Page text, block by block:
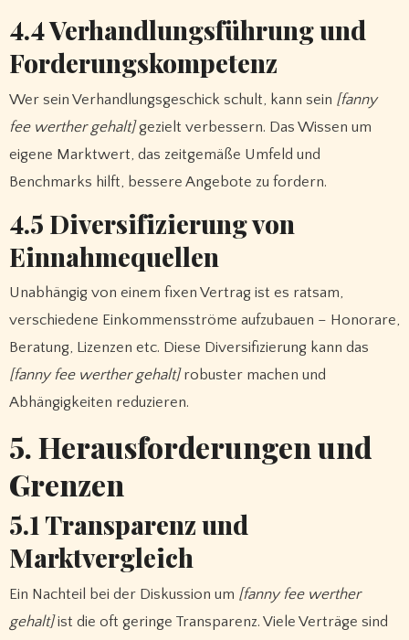
4.4 Verhandlungsführung und
Forderungskompetenz
Wer sein Verhandlungsgeschick schult, kann sein [fanny
fee werther gehalt]gezielt verbessern. Das Wissen um
eigene Marktwert, das zeitgemäße Umfeld und
Benchmarks hilft, bessere Angebote zu fordern.
4.5 Diversifizierung von
Einnahmequellen
Unabhängig von einem fixen Vertrag ist es ratsam,
verschiedene Einkommensströme aufzubauen – Honorare,
Beratung, Lizenzen etc. Diese Diversifizierung kann das
[fanny fee werther gehalt]robuster machen und
Abhängigkeiten reduzieren.
5. Herausforderungen und
Grenzen
5.1 Transparenz und
Marktvergleich
Ein Nachteil bei der Diskussion um [fanny fee werther
gehalt]ist die oft geringe Transparenz. Viele Verträge sind